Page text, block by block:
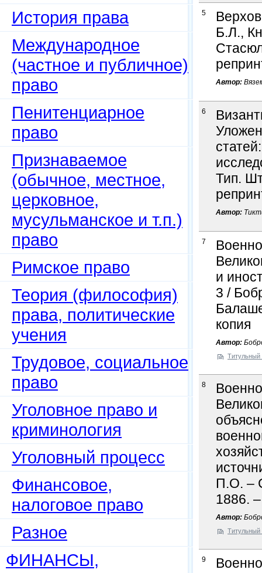
История права
Международное
(частное и публичное)
право
Пенитенциарное
право
Признаваемое
(обычное, местное,
церковное,
мусульманское и т.п.)
право
Римское право
Теория (философия)
права, политические
учения
Трудовое, социальное
право
Уголовное право и
криминология
Уголовный процесс
Финансовое,
налоговое право
Разное
ФИНАНСЫ,
5
Б.Л.,
Автор:
6
Тип.
Автор:
7
и
3 /
копия
Автор:
Титульный
8
П.О. –
1886.
Автор:
Титульный
9